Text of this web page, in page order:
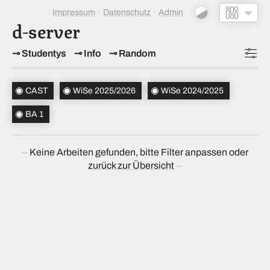
d-server
Studentys Info Random
Impressum Datenschutz Admin
Topics(1)
Bachelorsemester(1)
Sortierung(↝ zufällig)
CAST WiSe 2025/2026 WiSe 2024/2025
BA 1
Keine Arbeiten gefunden, bitte Filter anpassen oder
zurück zur Übersicht